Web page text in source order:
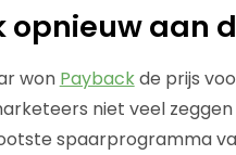
opnieuw aan
won Paybackde prijs
niet veel
spaarprogramma